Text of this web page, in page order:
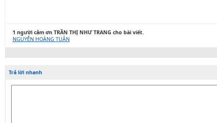
1 người cảm ơn TRẦN THỊ NHƯ TRANG cho bài viết.
NGUYỄN HOÀNG TUÂN
Trả lời nhanh